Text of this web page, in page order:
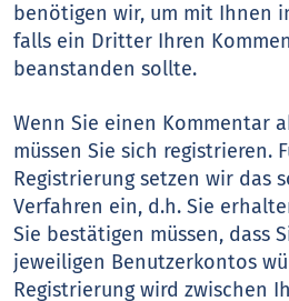
benötigen wir, um mit Ihnen
falls ein Dritter Ihren
beanstanden sollte.
Wenn Sie einen Kommentar
müssen Sie sich registrieren.
Registrierung setzen wir das
Verfahren ein, d.h. Sie
Sie bestätigen müssen, dass
jeweiligen Benutzerkontos
Registrierung wird zwischen